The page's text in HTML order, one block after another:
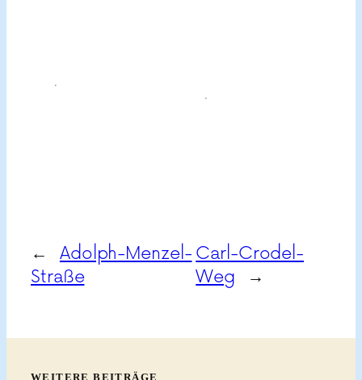
←
Adolph-Menzel-
Straße
Carl-Crodel-
Weg
→